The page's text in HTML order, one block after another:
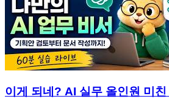
이게 되네? AI 실무 올인원 미친